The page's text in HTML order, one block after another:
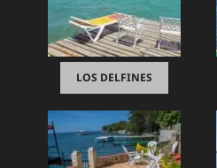
LOS DELFINES